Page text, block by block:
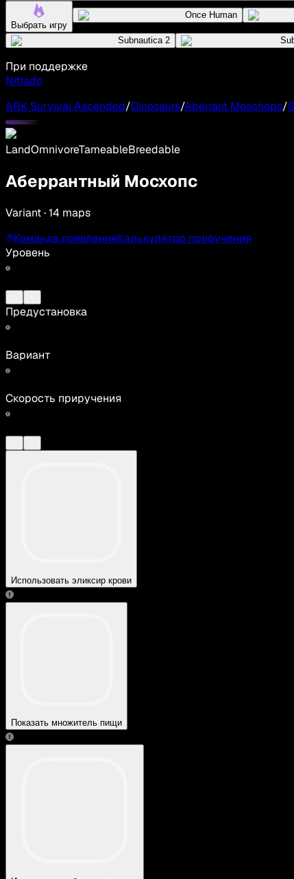
Выбрать игру
Once Human
Subnautica 2
При поддержке
Nitrado
ARK Survival Ascended/Dinosaurs/Aberrant Moschops/
LandOmnivoreTameableBreedable
Аберрантный Мосхопс
Variant · 14 maps
Команда появленияКалькулятор приручения
Уровень
Предустановка
Вариант
Скорость приручения
Использовать эликсир крови
Показать множитель пищи